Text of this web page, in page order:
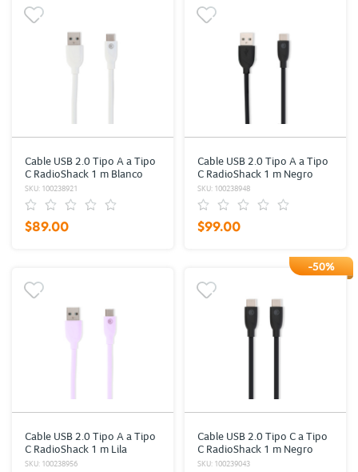
Cable USB 2.0 Tipo A a Tipo
C RadioShack 1 m Blanco
SKU: 100238921
$89.00
Cable USB 2.0 Tipo A a Tipo
C RadioShack 1 m Negro
SKU: 100238948
$99.00
Cable USB 2.0 Tipo A a Tipo
C RadioShack 1 m Lila
SKU: 100238956
-50%
Cable USB 2.0 Tipo C a Tipo
C RadioShack 1 m Negro
SKU: 100239043